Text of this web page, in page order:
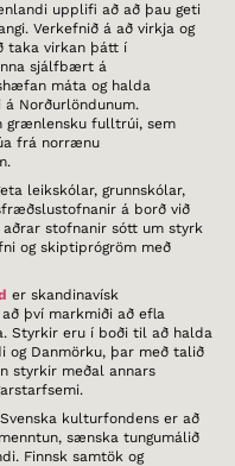
upplifi að að þau geti
Verkefnið á að virkja og
taka virkan þátt í
sjálfbært á
máta og halda
Norðurlöndunum.
grænlensku fulltrúi, sem
frá norrænu
leikskólar, grunnskólar,
á borð við
stofnanir sótt um styrk
og skiptiprógröm með
er skandinavísk
því markmiði að efla
Styrkir eru í boði til að halda
og Danmörku, þar með talið
styrkir meðal annars
kulturfondens er að
sænska tungumálið
Finnsk samtök og